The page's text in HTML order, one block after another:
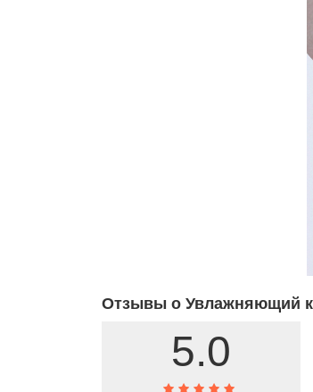
Отзывы о Увлажняющий
5.0